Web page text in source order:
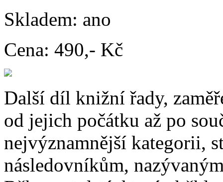
Skladem: ano
Cena: 490,- Kč
Další díl knižní řady,
od jejich počátku až po
nejvýznamnější kategorii,
následovníkům,